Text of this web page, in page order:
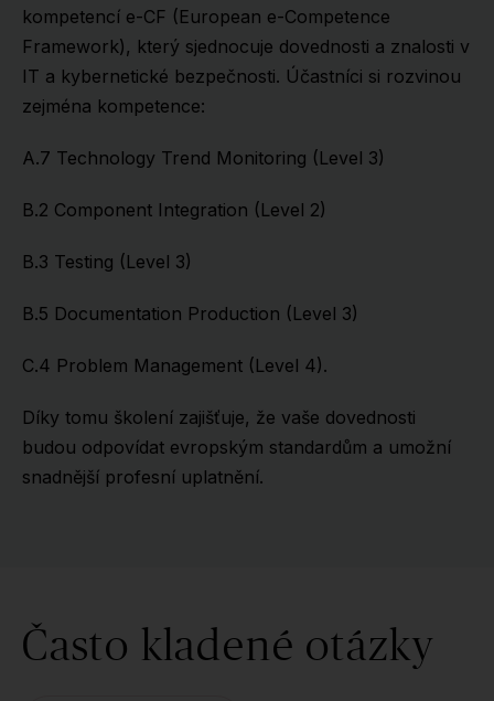
kompetencí e-CF (European e-Competence
Framework), který sjednocuje dovednosti a znalosti v
IT a kybernetické bezpečnosti. Účastníci si rozvinou
zejména kompetence:
A.7 Technology Trend Monitoring (Level 3)
B.2 Component Integration (Level 2)
B.3 Testing (Level 3)
B.5 Documentation Production (Level 3)
C.4 Problem Management (Level 4).
Díky tomu školení zajišťuje, že vaše dovednosti
budou odpovídat evropským standardům a umožní
snadnější profesní uplatnění.
Často kladené otázky